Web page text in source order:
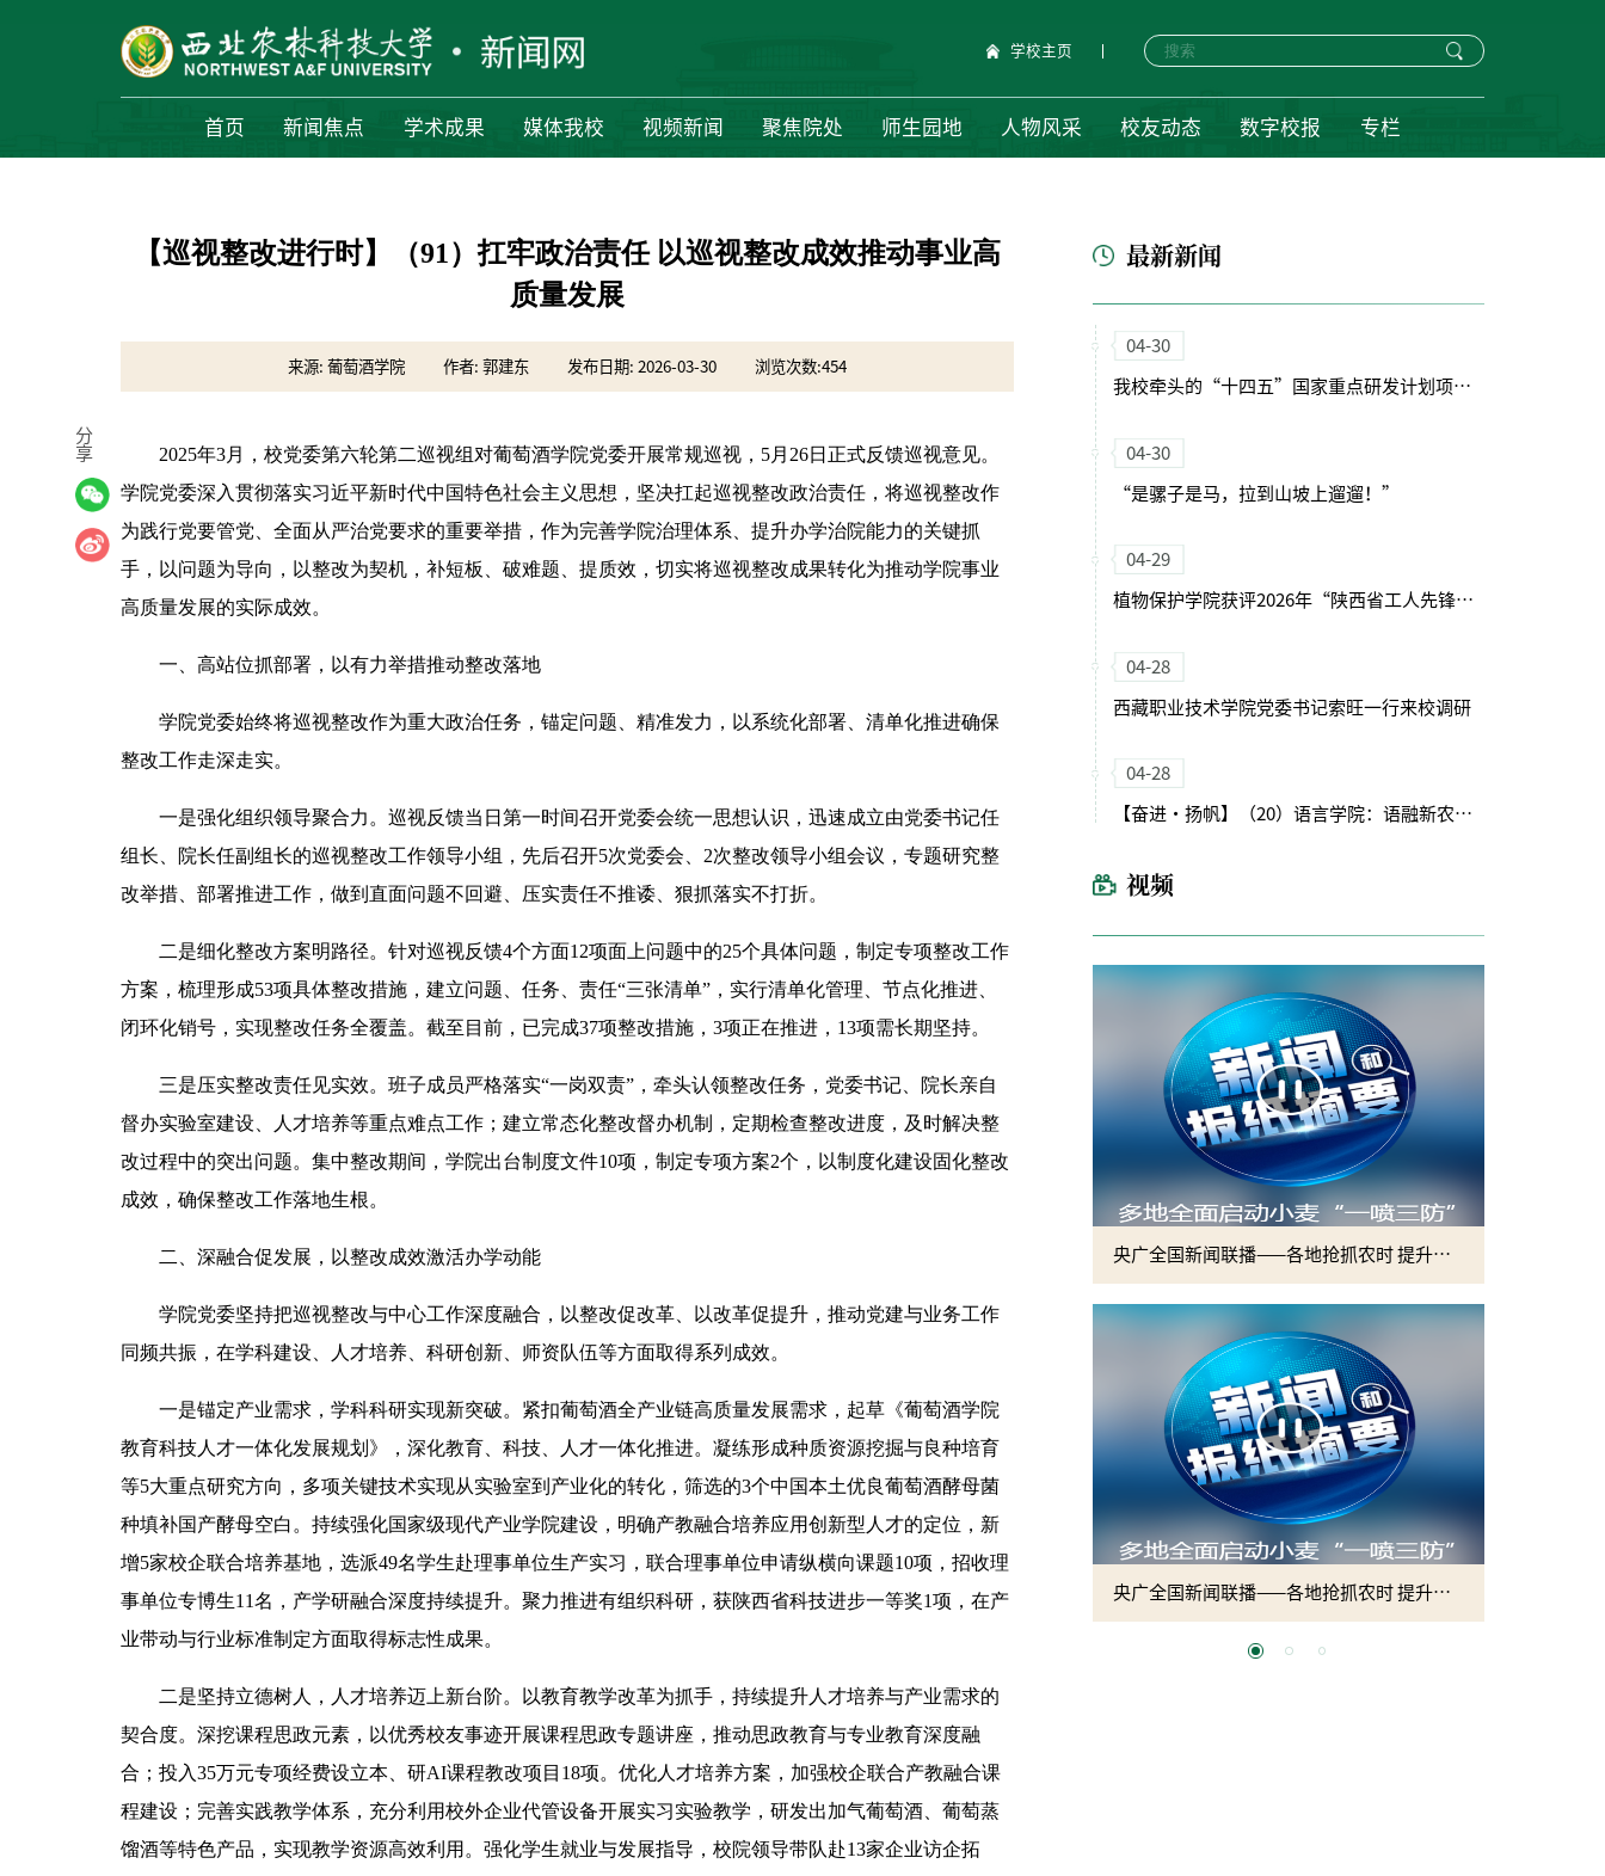
学校主页
首页 新闻焦点 学术成果 媒体我校 视频新闻 聚焦院处 师生园地 人物风采 校友动态 数字校报 专栏
【巡视整改进行时】（91）扛牢政治责任 以巡视整改成效推动事业高
质量发展
来源: 葡萄酒学院 作者: 郭建东 发布日期: 2026-03-30 浏览次数:454
2025年3月，校党委第六轮第二巡视组对葡萄酒学院党委开展常规巡视，5月26日正式反馈巡视意见。
学院党委深入贯彻落实习近平新时代中国特色社会主义思想，坚决扛起巡视整改政治责任，将巡视整改作
为践行党要管党、全面从严治党要求的重要举措，作为完善学院治理体系、提升办学治院能力的关键抓
手，以问题为导向，以整改为契机，补短板、破难题、提质效，切实将巡视整改成果转化为推动学院事业
高质量发展的实际成效。
一、高站位抓部署，以有力举措推动整改落地
学院党委始终将巡视整改作为重大政治任务，锚定问题、精准发力，以系统化部署、清单化推进确保
整改工作走深走实。
一是强化组织领导聚合力。巡视反馈当日第一时间召开党委会统一思想认识，迅速成立由党委书记任
组长、院长任副组长的巡视整改工作领导小组，先后召开5次党委会、2次整改领导小组会议，专题研究整
改举措、部署推进工作，做到直面问题不回避、压实责任不推诿、狠抓落实不打折。
二是细化整改方案明路径。针对巡视反馈4个方面12项面上问题中的25个具体问题，制定专项整改工作
方案，梳理形成53项具体整改措施，建立问题、任务、责任“三张清单”，实行清单化管理、节点化推进、
闭环化销号，实现整改任务全覆盖。截至目前，已完成37项整改措施，3项正在推进，13项需长期坚持。
三是压实整改责任见实效。班子成员严格落实“一岗双责”，牵头认领整改任务，党委书记、院长亲自
督办实验室建设、人才培养等重点难点工作；建立常态化整改督办机制，定期检查整改进度，及时解决整
改过程中的突出问题。集中整改期间，学院出台制度文件10项，制定专项方案2个，以制度化建设固化整改
成效，确保整改工作落地生根。
二、深融合促发展，以整改成效激活办学动能
学院党委坚持把巡视整改与中心工作深度融合，以整改促改革、以改革促提升，推动党建与业务工作
同频共振，在学科建设、人才培养、科研创新、师资队伍等方面取得系列成效。
一是锚定产业需求，学科科研实现新突破。紧扣葡萄酒全产业链高质量发展需求，起草《葡萄酒学院
教育科技人才一体化发展规划》，深化教育、科技、人才一体化推进。凝练形成种质资源挖掘与良种培育
等5大重点研究方向，多项关键技术实现从实验室到产业化的转化，筛选的3个中国本土优良葡萄酒酵母菌
种填补国产酵母空白。持续强化国家级现代产业学院建设，明确产教融合培养应用创新型人才的定位，新
增5家校企联合培养基地，选派49名学生赴理事单位生产实习，联合理事单位申请纵横向课题10项，招收理
事单位专博生11名，产学研融合深度持续提升。聚力推进有组织科研，获陕西省科技进步一等奖1项，在产
业带动与行业标准制定方面取得标志性成果。
二是坚持立德树人，人才培养迈上新台阶。以教育教学改革为抓手，持续提升人才培养与产业需求的
契合度。深挖课程思政元素，以优秀校友事迹开展课程思政专题讲座，推动思政教育与专业教育深度融
合；投入35万元专项经费设立本、研AI课程教改项目18项。优化人才培养方案，加强校企联合产教融合课
程建设；完善实践教学体系，充分利用校外企业代管设备开展实习实验教学，研发出加气葡萄酒、葡萄蒸
馏酒等特色产品，实现教学资源高效利用。强化学生就业与发展指导，校院领导带队赴13家企业访企拓
分
享
最新新闻
04-30
我校牵头的“十四五”国家重点研发计划项目启动会暨实施方案论证会顺利召开
04-30
“是骡子是马，拉到山坡上遛遛！”
04-29
植物保护学院获评2026年“陕西省工人先锋号”
04-28
西藏职业技术学院党委书记索旺一行来校调研
04-28
【奋进・扬帆】（20）语言学院：语融新农启征程 文润育人谱新篇
视频
2026年田径运动会暨第八届教学文化节开幕
央广全国新闻联播——各地抢抓农时 提升春管效率 夯实夏粮增收基础 (2)
央广全国新闻联播——各地抢抓农时 提升春管效率 夯实夏粮增收基础 (1)